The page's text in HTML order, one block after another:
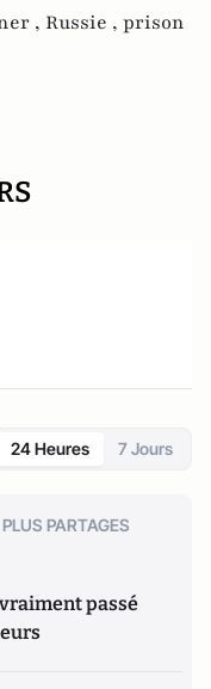
, Russie , prison
24 Heures 7 Jours
PLUS PARTAGES
passé